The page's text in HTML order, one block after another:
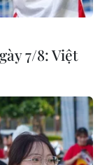
‘lớn nhất
Hà Nội chính
tên VinFast
7, Tập đoàn
7/8: Việt